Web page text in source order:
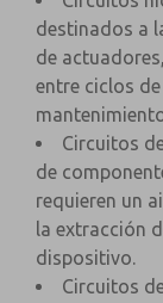
destinados a
de
entre ciclos
Circuitos
de
requieren un
la extracción
dispositivo.
Circuitos